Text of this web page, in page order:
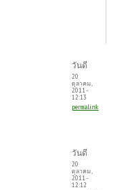
วันดี
20
ตุลาคม,
2011 -
12:13
permalink
วันดี
20
ตุลาคม,
2011 -
12:12